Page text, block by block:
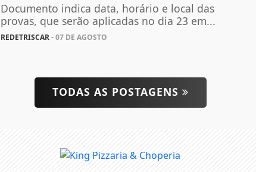
Documento indica data, horário e local das
provas, que serão aplicadas no dia 23 em...
REDETRISCAR- 07 DE AGOSTO
TODAS AS POSTAGENS